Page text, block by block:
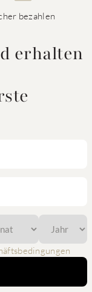
bezahlen
erhalten